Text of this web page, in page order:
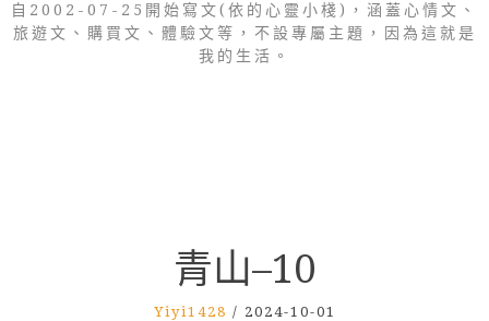
自2002-07-25開始寫文(依的心靈小棧)，涵蓋心情文、
旅遊文、購買文、體驗文等，不設專屬主題，因為這就是
我的生活。
青山–10
Yiyi1428 / 2024-10-01